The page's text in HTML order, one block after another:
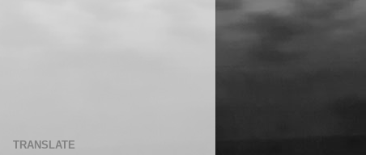
TRANSLATE